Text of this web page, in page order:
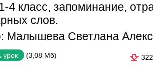
4 класс, запоминание,
слов.
Малышева Светлана
урок (3,08 Мб) 322